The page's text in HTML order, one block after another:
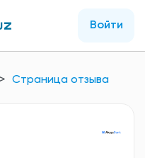
Войти
Страница отзыва